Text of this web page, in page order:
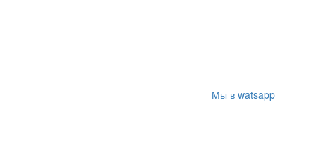
Мы в watsapp